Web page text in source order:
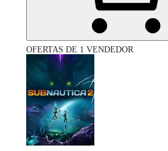
OFERTAS DE 1 VENDEDOR